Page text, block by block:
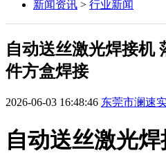
新闻资讯 > 行业新闻
自动送丝激光焊接机
件方盒焊接
2026-06-03 16:48:46 东莞市澜速
自动送丝激光